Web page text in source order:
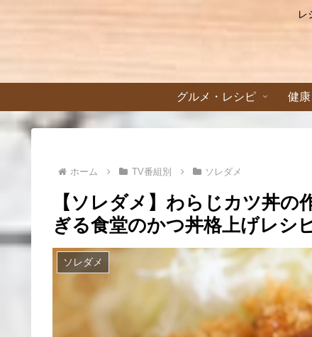
レ
グルメ・レシピ 健康
ホーム TV番組別 ソレダメ
【ソレダメ】わらじカツ丼
ぎる食堂のかつ丼格上げレシ
ソレダメ